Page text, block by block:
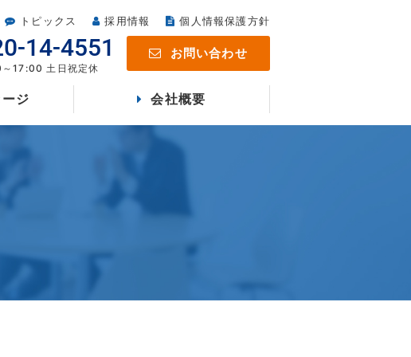
トピックス 採用情報 個人情報保護方針
14-4551
17:00 土日祝定休
お問い合わせ
ジ 会社概要